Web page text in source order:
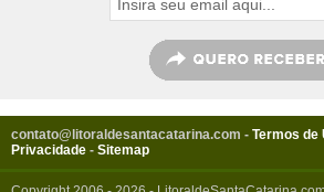
contato@litoraldesantacatarina.com - Termos de
Privacidade - Sitemap